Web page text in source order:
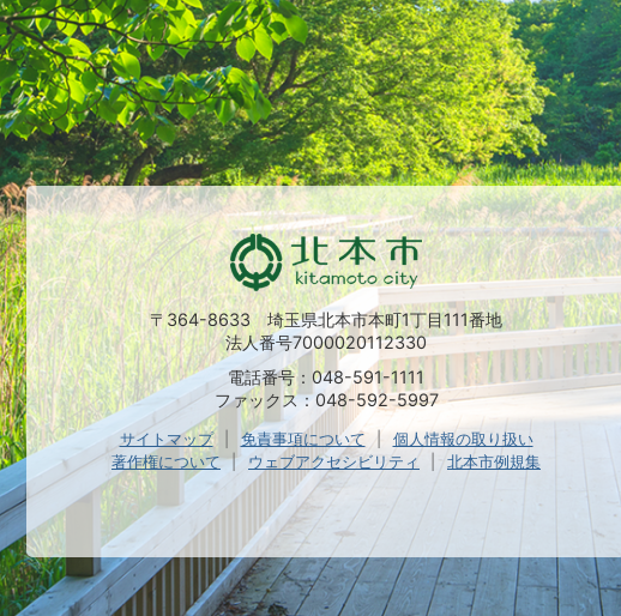
〒364-8633 埼玉県北本市本町1丁目111番地
法人番号7000020112330
電話番号：048-591-1111
ファックス：048-592-5997
サイトマップ 免責事項について
個人情報の取り扱い
著作権について
ウェブアクセシビリティ 北本市例規集